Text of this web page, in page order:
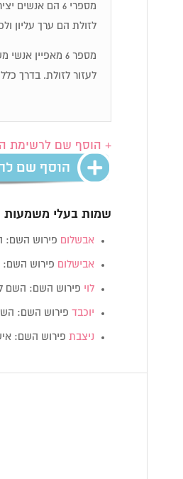
מספרי 6 הם
לזולת הם ערך עליון
מספר 6
לעזור לזולת. בדרך
+ הוסף שם לרשימת
שמות בעלי משמעות
אבשלום פירוש השם:
אבישלום פירוש
לוי פירוש השם: השם
יוכבד פירוש השם:
ניצבת פירוש השם: